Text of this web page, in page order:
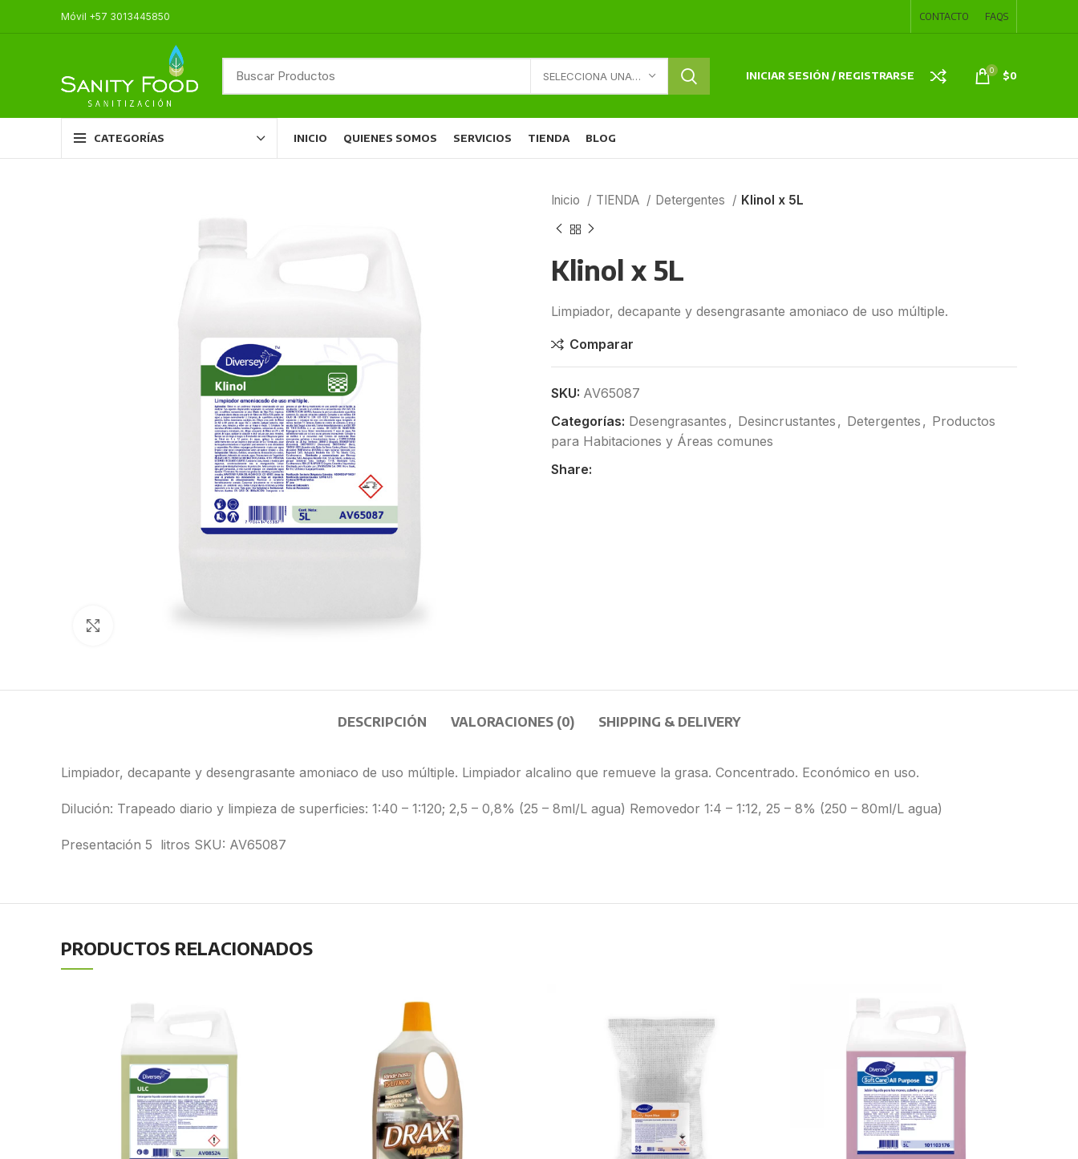
Móvil +57 3013445850 CONTACTO FAQS
SELECCIONA UNA CATEGORÍA INICIAR SESIÓN / REGISTRARSE 0 $0
CATEGORÍAS INICIO QUIENES SOMOS SERVICIOS TIENDA BLOG
Inicio TIENDA Detergentes Klinol x 5L
Klinol x 5L
Limpiador, decapante y desengrasante amoniaco de uso múltiple.
Comparar
SKU: AV65087
Categorías: Desengrasantes , Desincrustantes , Detergentes , Productos
para Habitaciones y Áreas comunes
Share:
DESCRIPCIÓN VALORACIONES (0) SHIPPING & DELIVERY
Limpiador, decapante y desengrasante amoniaco de uso múltiple. Limpiador alcalino que remueve la grasa. Concentrado. Económico en uso.
Dilución: Trapeado diario y limpieza de superficies: 1:40 – 1:120; 2,5 – 0,8% (25 – 8ml/L agua) Removedor 1:4 – 1:12, 25 – 8% (250 – 80ml/L agua)
Presentación 5 litros SKU: AV65087
PRODUCTOS RELACIONADOS